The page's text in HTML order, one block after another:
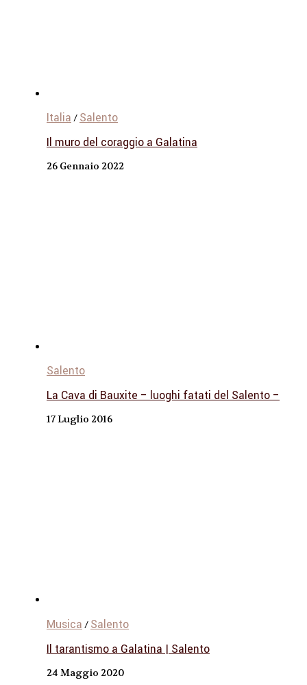
Italia / Salento
Il muro del coraggio a Galatina
26 Gennaio 2022
Salento
La Cava di Bauxite – luoghi fatati del Salento –
17 Luglio 2016
Musica / Salento
Il tarantismo a Galatina | Salento
24 Maggio 2020